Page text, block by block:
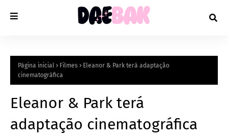
Página inicial Filmes
Eleanor & Park terá adaptação
cinematográfica
Eleanor & Park terá
adaptação cinematográfica